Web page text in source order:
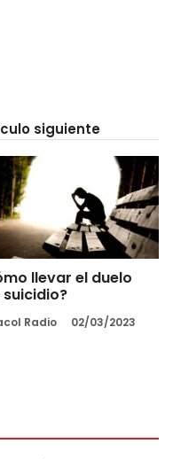
siguiente
llevar el duelo
Radio 02/03/2023